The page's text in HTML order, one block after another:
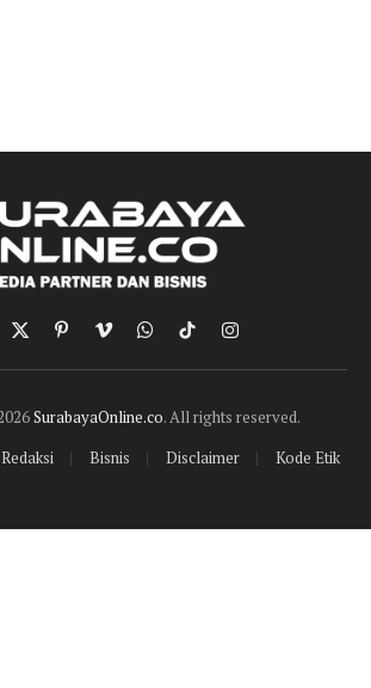
X
(Twitter)
PinterestVimeoWhatsApp
TikTokInstagram
SurabayaOnline.co. All rights reserved.
Redaksi Bisnis Disclaimer Kode Etik